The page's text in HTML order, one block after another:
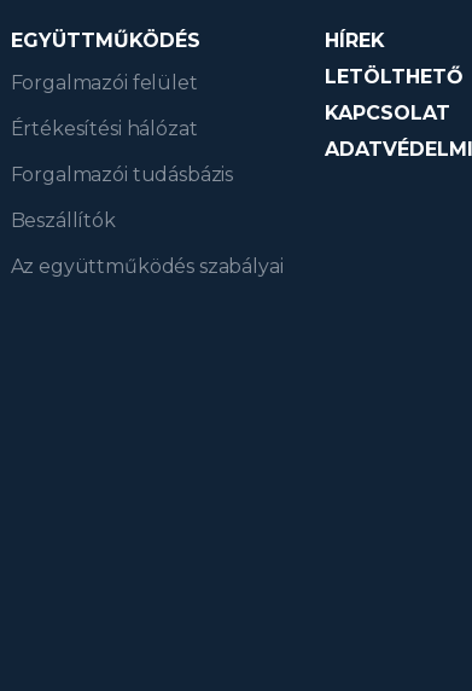
EGYÜTTMŰKÖDÉS
Forgalmazói felület
Értékesítési hálózat
Forgalmazói tudásbázis
Beszállítók
Az együttműködés szabályai
HÍREK
LETÖLTHETŐ
KAPCSOLAT